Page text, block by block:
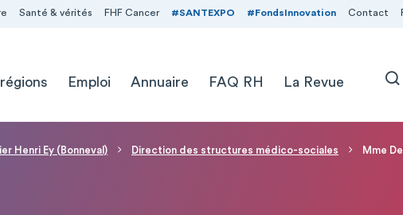
Santé & vérités FHF Cancer #SANTEXPO #FondsInnovation Contact
Emploi Annuaire FAQ RH La Revue
Henri Ey (Bonneval) Direction des structures médico-sociales Mme